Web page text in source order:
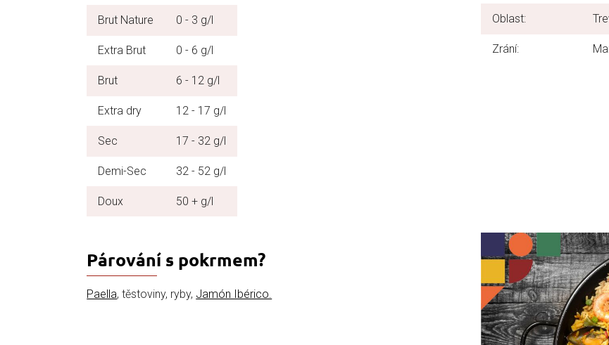
Brut Nature 0 - 3 g/l
Extra Brut 0 - 6 g/l
Brut 6 - 12 g/l
Extra dry 12 - 17 g/l
Sec 17 - 32 g/l
Demi-Sec 32 - 52 g/l
Doux 50 + g/l
Oblast:
Zrání:
Párování s pokrmem?
Paella, těstoviny, ryby, Jamón Ibérico.